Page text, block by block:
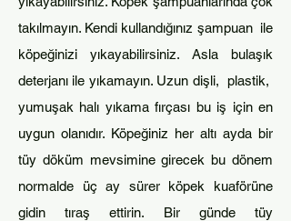
takılmayın. Kendi kullandığınız şampuan ile
köpeğinizi yıkayabilirsiniz. Asla bulaşık
deterjanı ile yıkamayın. Uzun dişli, plastik,
yumuşak halı yıkama fırçası bu iş için en
uygun olanıdır. Köpeğiniz her altı ayda bir
tüy döküm mevsimine girecek bu dönem
normalde üç ay sürer köpek kuaförüne
gidin tıraş ettirin. Bir günde tüy